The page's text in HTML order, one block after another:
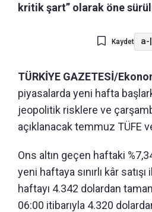
kritik şart” olarak öne
Kaydet a-
TÜRKİYE GAZETESİ/
piyasalarda yeni hafta
jeopolitik risklere ve
açıklanacak temmuz TÜFE
Ons altın geçen haftaki
yeni haftaya sınırlı kâr
haftayı 4.342 dolardan
06:00 itibarıyla 4.320